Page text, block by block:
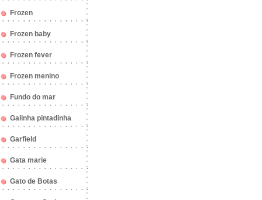
Frozen
Frozen baby
Frozen fever
Frozen menino
Fundo do mar
Galinha pintadinha
Garfield
Gata marie
Gato de Botas